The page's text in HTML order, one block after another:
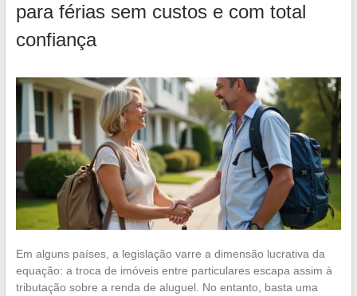
para férias sem custos e com total
confiança
Em alguns países, a legislação varre a dimensão lucrativa da
equação: a troca de imóveis entre particulares escapa assim à
tributação sobre a renda de aluguel. No entanto, basta uma